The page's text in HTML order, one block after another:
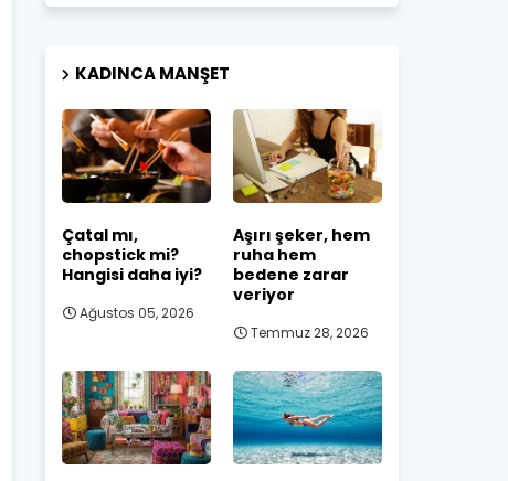
KADINCA MANŞET
Çatal mı,
chopstick mi?
Hangisi daha iyi?
Ağustos 05, 2026
Aşırı şeker, hem
ruha hem
bedene zarar
veriyor
Temmuz 28, 2026